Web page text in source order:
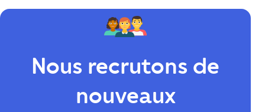
Nous recrutons de
nouveaux